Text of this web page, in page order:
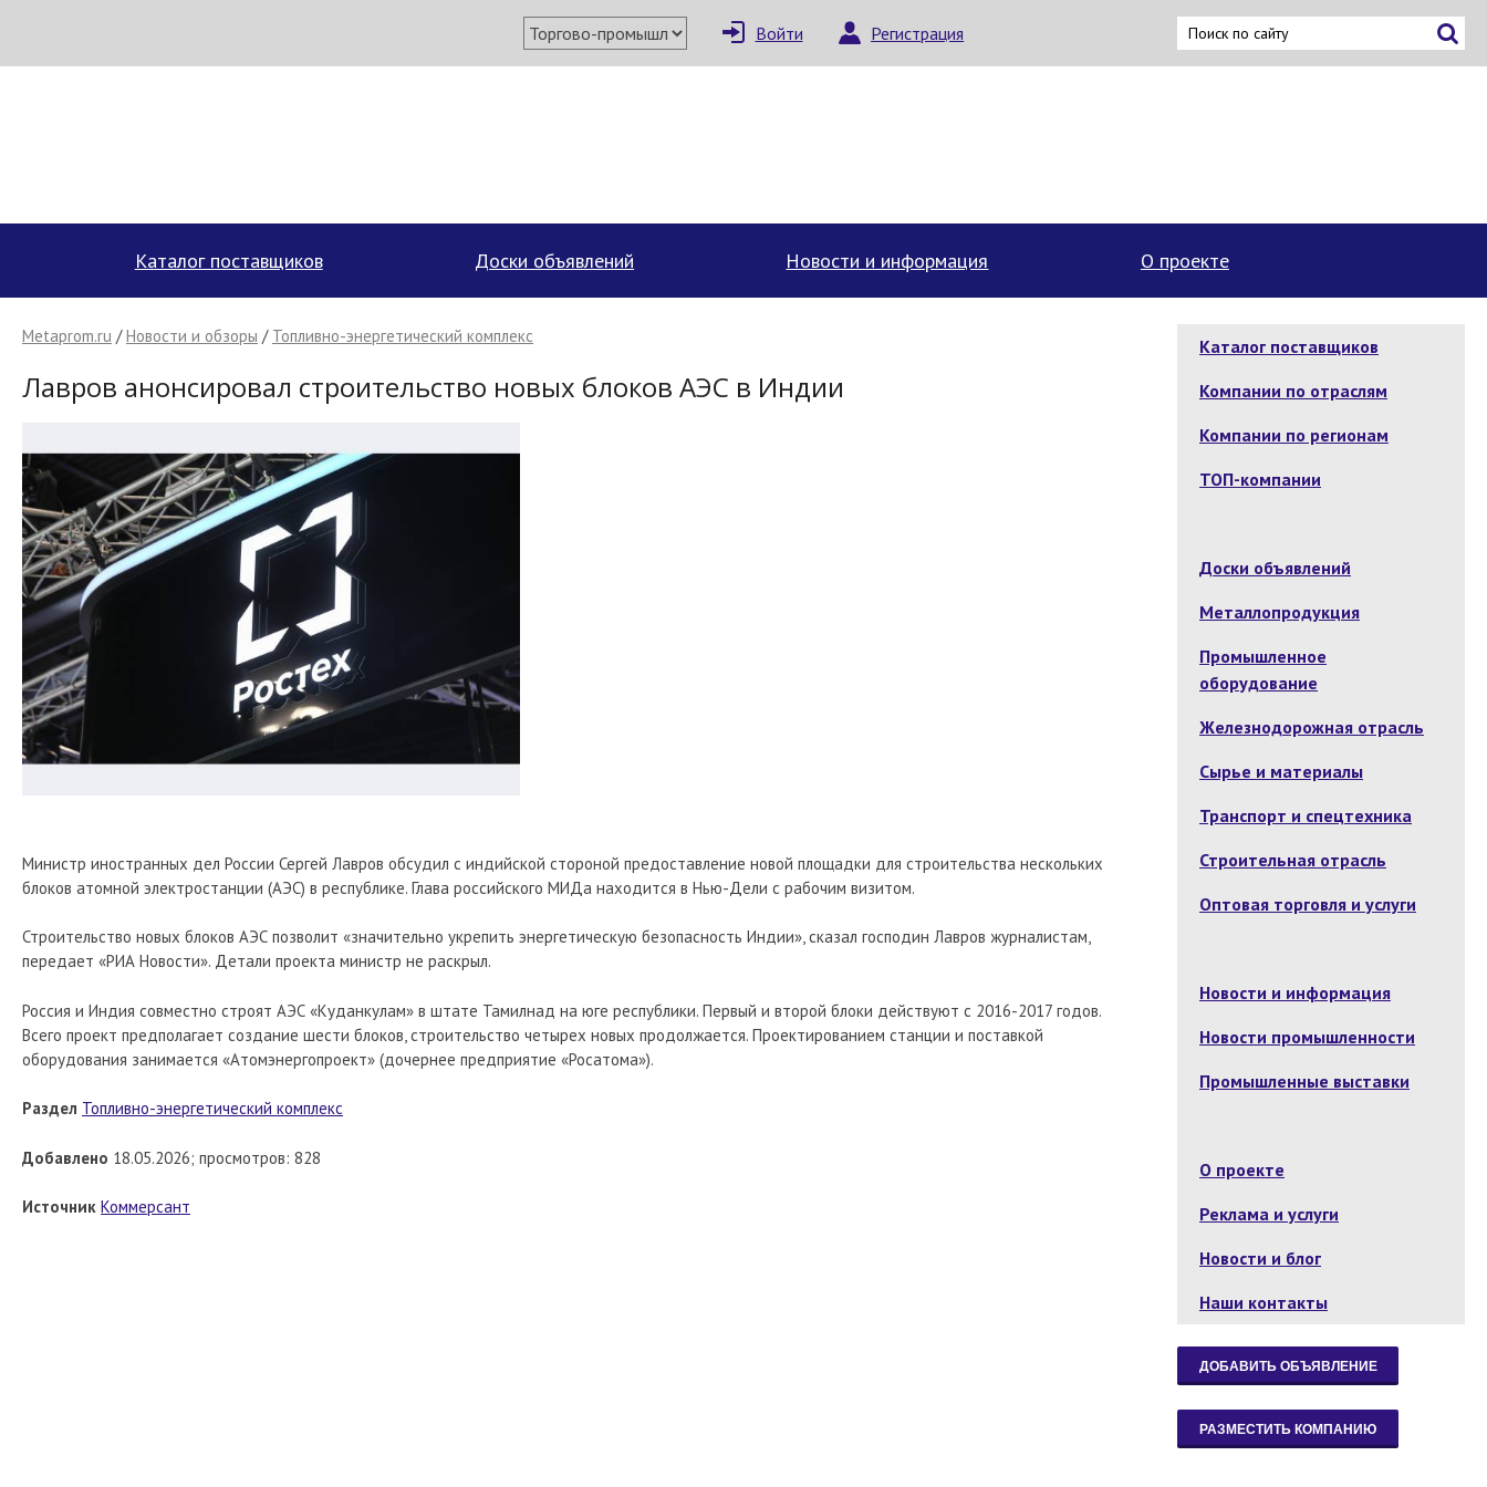
Войти Регистрация
Каталог поставщиков Доски объявлений Новости и информация О проекте
Metaprom.ru /Новости и обзоры / Топливно-энергетический комплекс
Лавров анонсировал строительство новых блоков АЭС в Индии
Министр иностранных дел России Сергей Лавров обсудил с индийской стороной предоставление новой площадки для строительства нескольких
блоков атомной электростанции (АЭС) в республике. Глава российского МИДа находится в Нью-Дели с рабочим визитом.
Строительство новых блоков АЭС позволит «значительно укрепить энергетическую безопасность Индии», сказал господин Лавров журналистам,
передает «РИА Новости». Детали проекта министр не раскрыл.
Россия и Индия совместно строят АЭС «Куданкулам» в штате Тамилнад на юге республики. Первый и второй блоки действуют с 2016-2017 годов.
Всего проект предполагает создание шести блоков, строительство четырех новых продолжается. Проектированием станции и поставкой
оборудования занимается «Атомэнергопроект» (дочернее предприятие «Росатома»).
Раздел Топливно-энергетический комплекс
Добавлено 18.05.2026; просмотров: 828
Источник Коммерсант
Каталог поставщиков
Компании по отраслям
Компании по регионам
ТОП-компании
Доски объявлений
Металлопродукция
Промышленное
оборудование
Железнодорожная отрасль
Сырье и материалы
Транспорт и спецтехника
Строительная отрасль
Оптовая торговля и услуги
Новости и информация
Новости промышленности
Промышленные выставки
О проекте
Реклама и услуги
Новости и блог
Наши контакты